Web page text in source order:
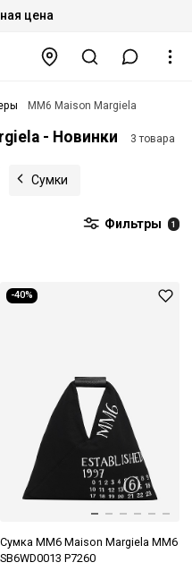
цена
MM6 Maison Margiela
- Новинки 3 товара
Сумки
Фильтры 1
-40%
Сумка MM6 Maison Margiela MM6
SB6WD0013 P7260